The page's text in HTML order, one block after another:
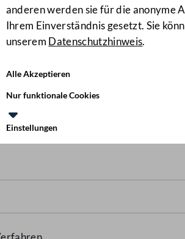
anderen werden sie für die anonyme
Ihrem Einverständnis gesetzt. Sie
unserem Datenschutzhinweis.
Alle Akzeptieren
Nur funktionale Cookies
Einstellungen
für die